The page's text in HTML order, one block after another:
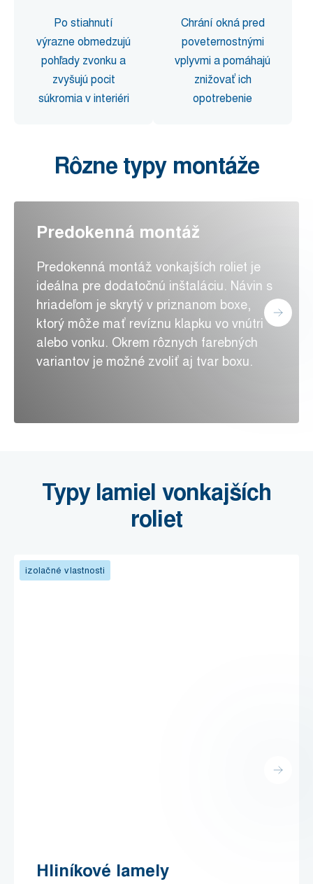
Po stiahnutí
výrazne obmedzujú
pohľady zvonku a
zvyšujú pocit
súkromia v interiéri
Chrání okná pred
poveternostnými
vplyvmi a pomáhajú
znižovať ich
opotrebenie
Rôzne typy montáže
Predokenná montáž
Predokenná montáž vonkajších roliet je
ideálna pre dodatočnú inštaláciu. Návin s
hriadeľom je skrytý v priznanom boxe,
ktorý môže mať revíznu klapku vo vnútri
alebo vonku. Okrem rôznych farebných
variantov je možné zvoliť aj tvar boxu.
Typy lamiel vonkajších
roliet
izolačné vlastnosti
Hliníkové lamely